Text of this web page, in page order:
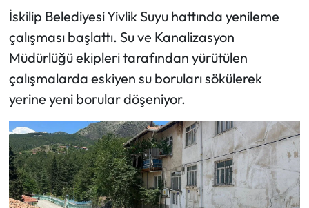
İskilip Belediyesi Yivlik Suyu hattında yenileme
çalışması başlattı. Su ve Kanalizasyon
Müdürlüğü ekipleri tarafından yürütülen
çalışmalarda eskiyen su boruları sökülerek
yerine yeni borular döşeniyor.
Kültür Sanat
Laçin Haberleri
Magazin
Mecitözü Haberleri
Oğuzlar Haberleri